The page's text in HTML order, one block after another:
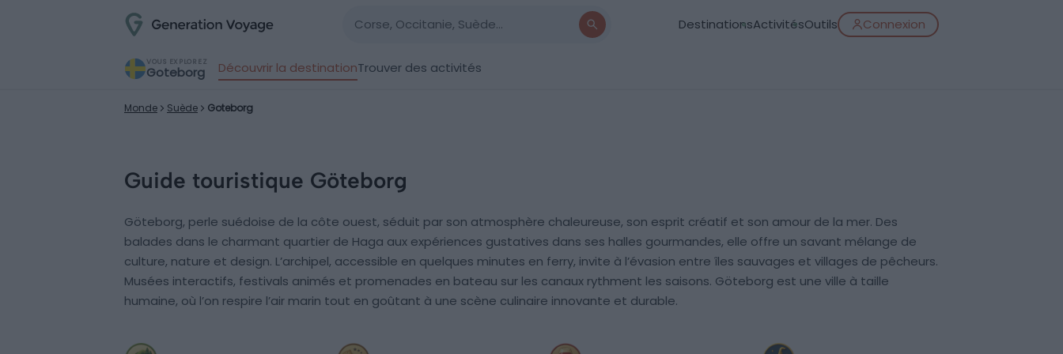
DestinationsActivitésOutils Connexion
VOUS EXPLOREZ
Goteborg Découvrir la destinationTrouver des activités
Monde Suède Goteborg
Guide touristique Göteborg
Göteborg, perle suédoise de la côte ouest, séduit par son atmosphère chaleureuse, son esprit créatif et son amour de la mer. Des
balades dans le charmant quartier de Haga aux expériences gustatives dans ses halles gourmandes, elle offre un savant mélange de
culture, nature et design. L’archipel, accessible en quelques minutes en ferry, invite à l’évasion entre îles sauvages et villages de pêcheurs.
Musées interactifs, festivals animés et promenades en bateau sur les canaux rythment les saisons. Göteborg est une ville à taille
humaine, où l’on respire l’air marin tout en goûtant à une scène culinaire innovante et durable.